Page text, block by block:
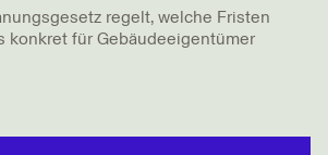
regelt, welche Fristen
konkret für Gebäudeeigentümer